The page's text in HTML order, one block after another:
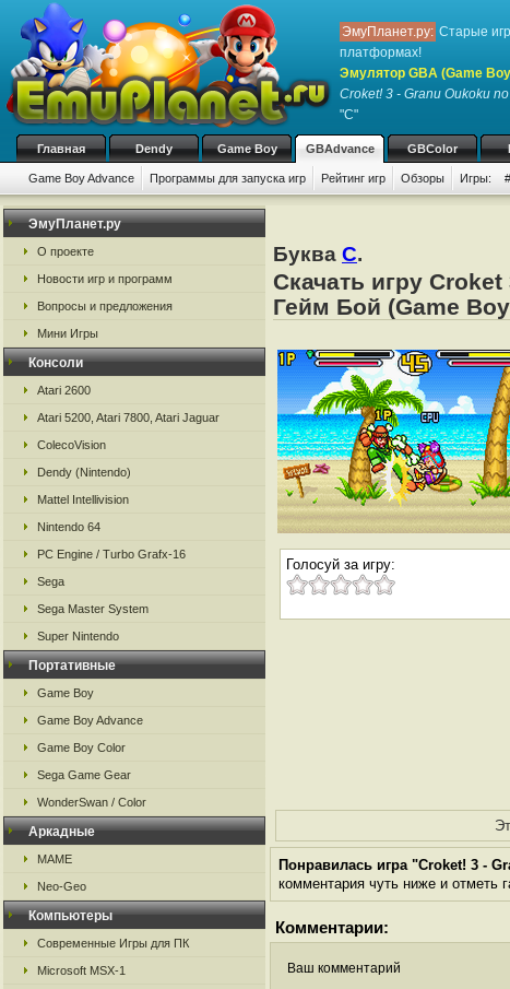
ЭмуПланет.ру: Старые
платформах!
Эмулятор GBA (Game
Croket! 3 - Granu Oukoku
"C"
Главная Dendy Game Boy GBAdvance GBColor
Game Boy Advance Программы для запуска игр Рейтинг игр Обзоры Игры: #
ЭмуПланет.ру
О проекте
Новости игр и программ
Вопросы и предложения
Мини Игры
Консоли
Atari 2600
Atari 5200, Atari 7800, Atari Jaguar
ColecoVision
Dendy (Nintendo)
Mattel Intellivision
Nintendo 64
PC Engine / Turbo Grafx-16
Sega
Sega Master System
Super Nintendo
Портативные
Game Boy
Game Boy Advance
Game Boy Color
Sega Game Gear
WonderSwan / Color
Аркадные
MAME
Neo-Geo
Компьютеры
Современные Игры для ПК
Microsoft MSX-1
Буква C.
Скачать игру
Гейм Бой (Game
Голосуй за игру:
Понравилась игра "Croket! 3 -
комментария чуть ниже и отметь
Комментарии:
Ваш комментарий